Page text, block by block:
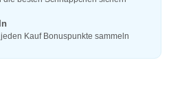
Kauf Bonuspunkte sammeln